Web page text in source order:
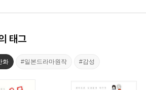
태그
화 #일본드라마원작 #감성